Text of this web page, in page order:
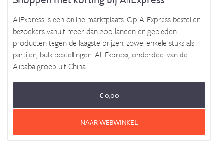
AliExpress is een online marktplaats. Op AliExpress bestellen
bezoekers vanuit meer dan 200 landen en gebieden
producten tegen de laagste prijzen, zowel enkele stuks als
partijen, bulk bestellingen. Ali Express, onderdeel van de
Alibaba groep uit China...
€ 0,00
NAAR WEBWINKEL